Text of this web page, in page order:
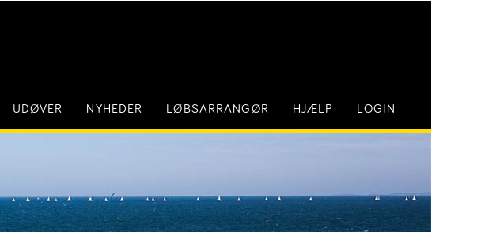
UDØVER NYHEDER LØBSARRANGØR HJÆLP LOGIN